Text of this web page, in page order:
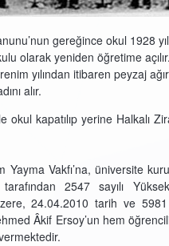
gereğince okul 1928
olarak yeniden öğretime
yılından itibaren peyzaj
alır.
kapatılıp yerine Halkalı
Vakfı’na, üniversite
2547 sayılı
24.04.2010 tarih ve
Âkif Ersoy’un hem